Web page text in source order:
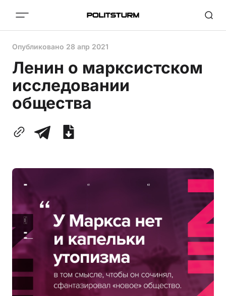
Опубликовано 28 апр 2021
Ленин о марксистском
исследовании
общества